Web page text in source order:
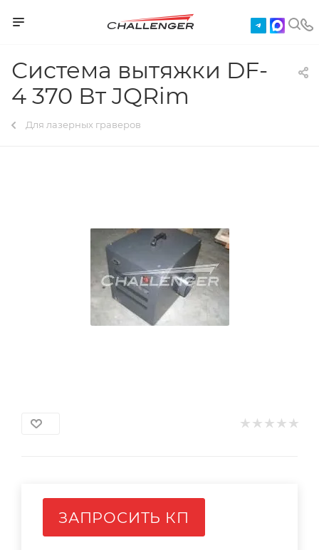
Система вытяжки DF-
4 370 Вт JQRim
Для лазерных граверов
ЗАПРОСИТЬ КП